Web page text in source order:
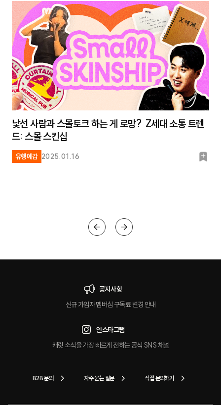
크
낯선 사람과 스몰토크 하는 게 로망? Z세대 소통 트렌
드: 스몰 스킨십
유행예감 2025.01.16
북
공지사항
신규 가입자 멤버십 구독료 변경 안내
인스타그램
캐릿 소식을 가장 빠르게 전하는 공식 SNS 채널
B2B 문의 자주 묻는 질문 직접 문의하기